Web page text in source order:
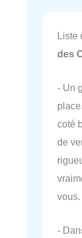
Liste
des
- Un
coté
de
-